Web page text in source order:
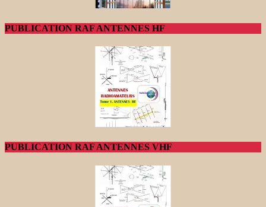
PUBLICATION RAF ANTENNES HF
PUBLICATION RAF ANTENNES VHF